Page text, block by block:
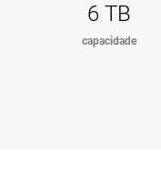
6 TB
capacidade